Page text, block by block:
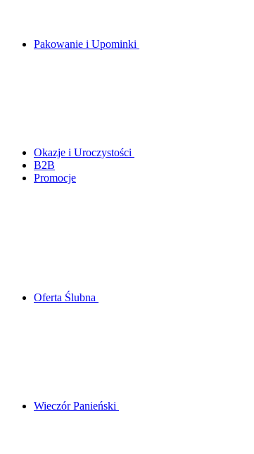
Pakowanie i Upominki
Okazje i Uroczystości
B2B
Promocje
Oferta Ślubna
Wieczór Panieński